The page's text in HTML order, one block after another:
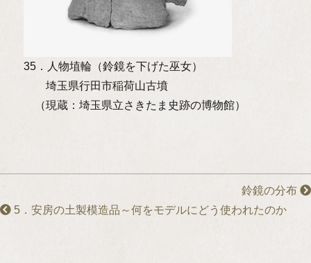
35．人物埴輪（鈴鏡を下げた巫女）
埼玉県行田市稲荷山古墳
（現蔵：埼玉県立さきたま史跡の博物館）
鈴鏡の分布
5．安房の土製模造品～何をモデルにどう使われたのか